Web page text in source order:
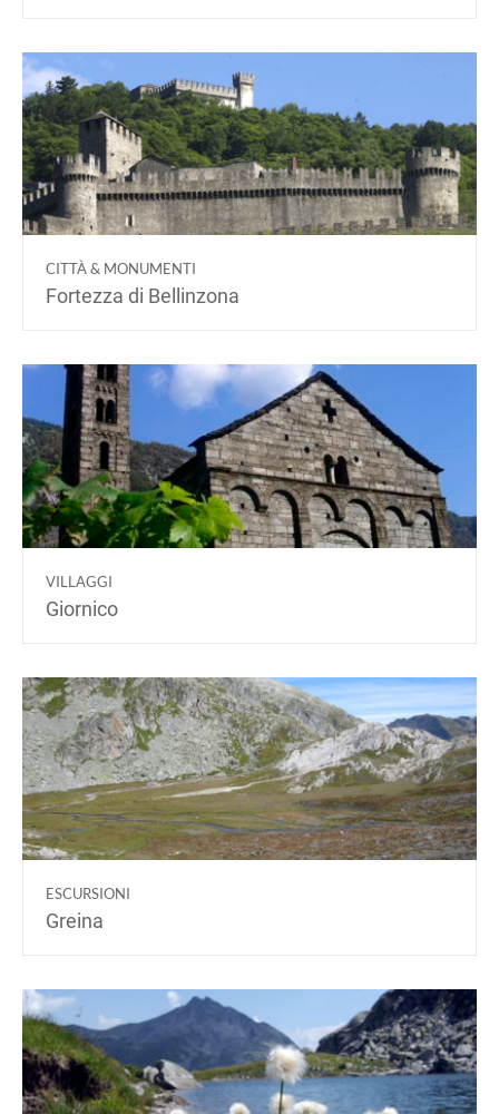
CITTÀ & MONUMENTI
Fortezza di Bellinzona
VILLAGGI
Giornico
ESCURSIONI
Greina